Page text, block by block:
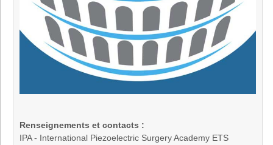
Renseignements et contacts :
IPA - International Piezoelectric Surgery Academy ETS